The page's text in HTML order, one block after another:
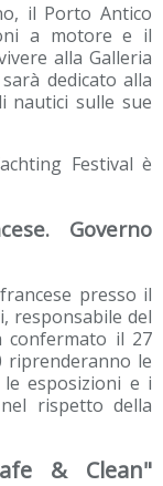
il Porto Antico
a motore e il
alla Galleria
dedicato alla
nautici sulle sue
Festival è
Governo
presso il
responsabile del
confermato il 27
riprenderanno le
esposizioni e i
rispetto della
& Clean"